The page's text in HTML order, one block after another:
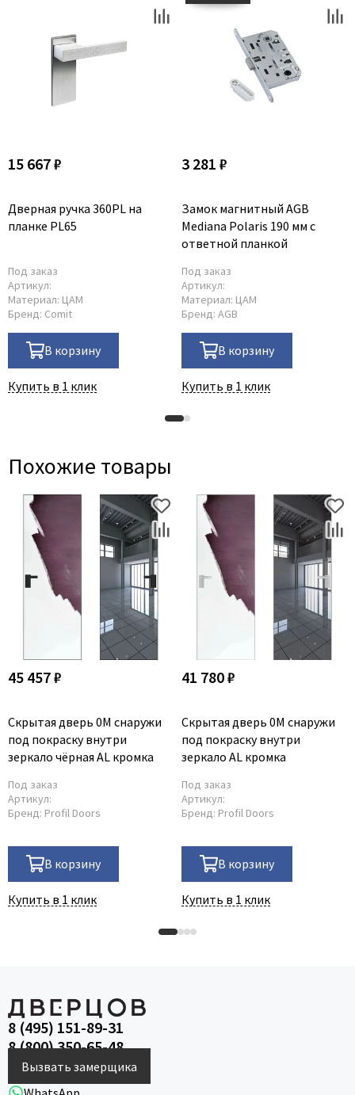
15 667 ₽
Дверная ручка 360PL на
планке PL65
Под заказ
Артикул:
Материал: ЦАМ
Бренд: Comit
В корзину
Купить в 1 клик
3 281 ₽
Замок магнитный AGB
Mediana Polaris 190 мм с
ответной планкой
Под заказ
Артикул:
Материал: ЦАМ
Бренд: AGB
В корзину
Купить в 1 клик
Похожие товары
45 457 ₽
Скрытая дверь 0M снаружи
под покраску внутри
зеркало чёрная AL кромка
Под заказ
Артикул:
Бренд: Profil Doors
В корзину
Купить в 1 клик
41 780 ₽
Скрытая дверь 0M снаружи
под покраску внутри
зеркало AL кромка
Под заказ
Артикул:
Бренд: Profil Doors
В корзину
Купить в 1 клик
8 (495) 151-89-31
8 (800) 350-65-48
Вызвать замерщика